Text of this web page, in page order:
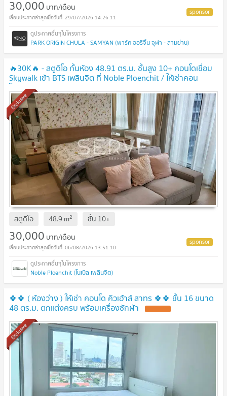
30,000 บาท/เดือน
29/07/2026 14:26:11
PARK ORIGIN CHULA - SAMYAN (พาร์ค ออริจิ้น จุฬา - สามย่าน)
🔥30K🔥 - สตูดิโอ กั้นห้อง 48.91 ตร.ม. ชั้นสูง 10+ คอนโดเชื่อม
Skywalk เข้า BTS เพลินจิต ที่ Noble Ploenchit / ให้เช่าคอน
โด
Exclusive
สตูดิโอ 48.9 m2 ชั้น 10+
30,000 บาท/เดือน
06/08/2026 13:51:10
Noble Ploenchit (โนเบิล เพลินจิต)
🍀🍀 ( ห้องว่าง ) ให้เช่า คอนโด คิวเฮ้าส์ สาทร 🍀🍀 ชั้น 16 ขนาด
48 ตร.ม. ตกแต่งครบ พร้อมเครื่องซักผ้า
Exclusive